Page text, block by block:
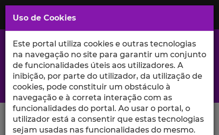
Saltar
para
Conteúdo
Principal
A excelência da investigação e ciência no Iscte
Search Button
Uso de Cookies
Este portal utiliza cookies e outras tecnologias
na navegação no site para garantir um conjunto
de funcionalidades úteis aos utilizadores. A
inibição, por parte do utilizador, da utilização de
cookies, pode constituir um obstáculo à
navegação e à correta interação com as
funcionalidades do portal. Ao usar o portal, o
utilizador está a consentir que estas tecnologias
sejam usadas nas funcionalidades do mesmo.